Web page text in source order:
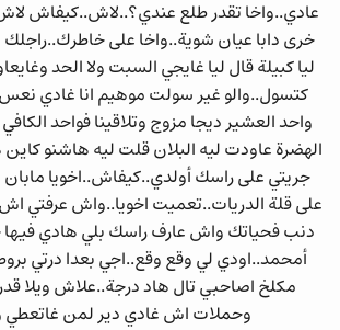
عادي..واخا تقدر طلع عندي؟..لاش..كيفاش
خرى دابا عيان شوية..واخا على
ليا كبيلة قال ليا غايجي السبت ولا الحد
كتسول..والو غير سولت موهيم انا غادي نعس،
واحد العشير ديجا مزوج وتلاقينا فواحد
الهضرة عاودت ليه البلان قلت ليه هاشنو كاين
جريتي على راسك أولدي..كيفاش..اخويا
على قلة الدريات..تعميت اخويا..واش عرفتي اش
أمحمد..اودي لي وقع وقع..اجي بعدا درتي
مكلخ اصاحبي تال هاد درجة..علاش ويلا قدر
وحملات اش غادي دير لمن